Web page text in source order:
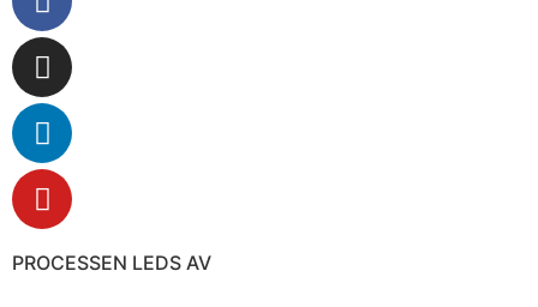
PROCESSEN LEDS AV